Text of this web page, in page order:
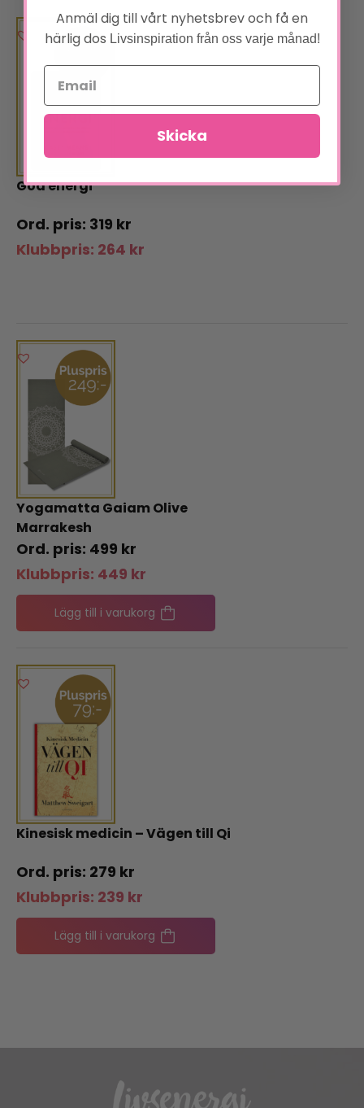
God energi
319 kr
Klubbpris: 264 kr
Yogamatta Gaiam Olive
Marrakesh
499 kr
Klubbpris: 449 kr
Lägg till i varukorg
Kinesisk medicin – Vägen till Qi
279 kr
Klubbpris: 239 kr
Lägg till i varukorg
Anmäl dig till vårt nyhetsbrev och få en
härlig dos Livsinspiration från oss varje månad!
Skicka